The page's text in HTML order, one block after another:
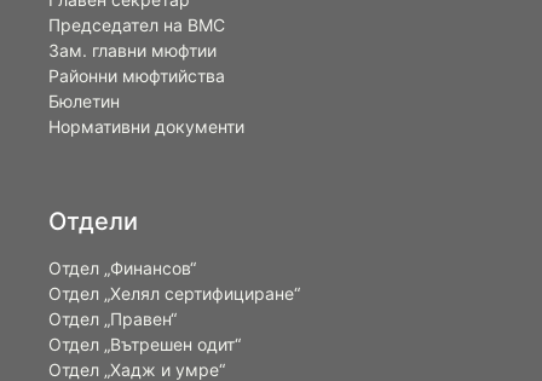
Председател на ВМС
Зам. главни мюфтии
Районни мюфтийства
Бюлетин
Нормативни документи
Отдели
Отдел „Финансов“
Отдел „Хелял сертифициране“
Отдел „Правен“
Отдел „Вътрешен одит“
Отдел „Хадж и умре“